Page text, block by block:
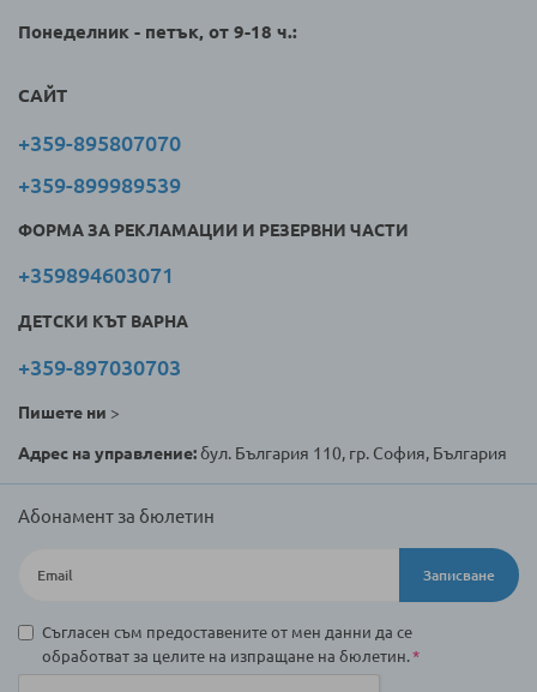
Понеделник - петък, от 9-18 ч.:
САЙТ
+359-895807070
+359-899989539
ФОРМА ЗА РЕКЛАМАЦИИ И РЕЗЕРВНИ ЧАСТИ
+359894603071
ДЕТСКИ КЪТ ВАРНА
+359-897030703
Пишете ни >
Адрес на управление:бул. България 110, гр. София, България
Абонамент за бюлетин
Записване
Съгласен съм предоставените от мен данни да се
обработват за целите на изпращане на бюлетин.